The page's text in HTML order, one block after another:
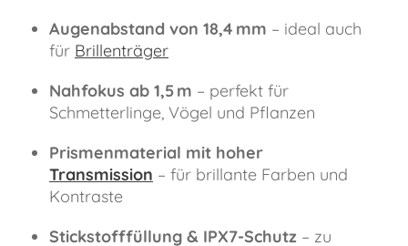
Augenabstand von 18,4 mm – ideal auch
für Brillenträger
Nahfokus ab 1,5 m – perfekt für
Schmetterlinge, Vögel und Pflanzen
Prismenmaterial mit hoher
Transmission – für brillante Farben und
Kontraste
Stickstofffüllung & IPX7-Schutz – zu